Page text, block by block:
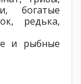
богатые
редька,
и рыбные